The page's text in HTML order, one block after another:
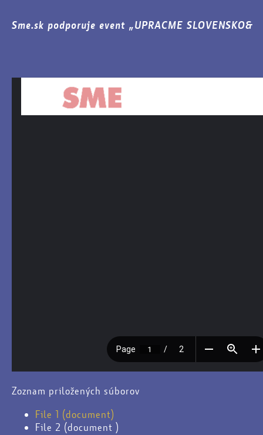
Sme.sk podporuje event „UPRACME SLOVENSKO&
Zoznam priložených súborov
File 1 (document)
File 2 (document )